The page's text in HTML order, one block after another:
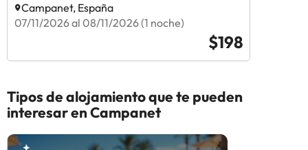
Campanet, España
07/11/2026 al 08/11/2026 (1 noche)
$198
Tipos de alojamiento que te pueden
interesar en Campanet